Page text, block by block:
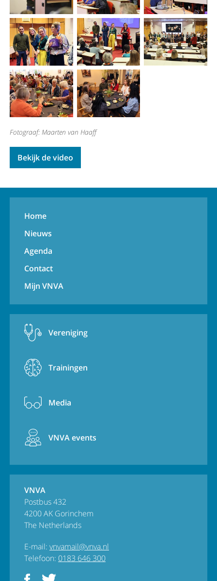
Fotograaf: Maarten van Haaff
Bekijk de video
Home
Nieuws
Agenda
Contact
Mijn VNVA
Vereniging
Trainingen
Media
VNVA events
VNVA
Postbus 432
4200 AK Gorinchem
The Netherlands
E-mail: vnvamail@vnva.nl
Telefoon: 0183 646 300